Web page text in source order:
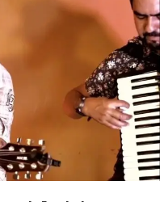
Chitãozinho & Xororó, Daniel, César Menotti & Fabiano e Zezé Di Camargo & Luciano desembarcam em BH neste sábado